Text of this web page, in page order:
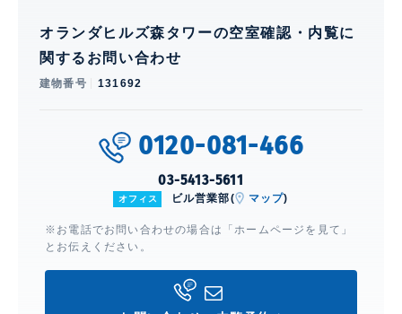
オランダヒルズ森タワーの空室確認・内覧に
関するお問い合わせ
建物番号 131692
0120-081-466
03-5413-5611
オフィス ビル営業部( マップ)
※お電話でお問い合わせの場合は「ホームページを見て」
とお伝えください。